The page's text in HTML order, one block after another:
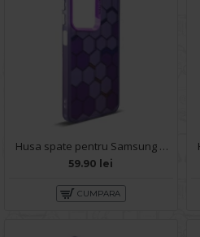
Husa spate pentru Samsung Galaxy A14- Bozo case Mov
59.90 lei
CUMPARA